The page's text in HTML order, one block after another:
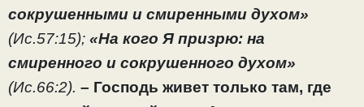
сокрушенными и смиренными духом»
(Ис.57:15); «На кого Я призрю: на
смиренного и сокрушенного духом»
(Ис.66:2). – Господь живет только там, где